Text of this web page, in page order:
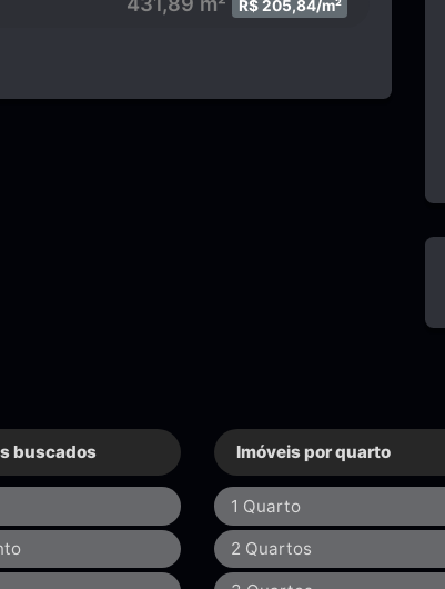
R$ 205,84/m²
buscados Imóveis por quarto
1 Quarto
2 Quartos